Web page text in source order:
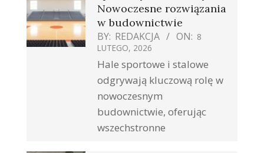
Nowoczesne rozwiązania
w budownictwie
BY: REDAKCJA ON: 8
LUTEGO, 2026
Hale sportowe i stalowe
odgrywają kluczową rolę w
nowoczesnym
budownictwie, oferując
wszechstronne